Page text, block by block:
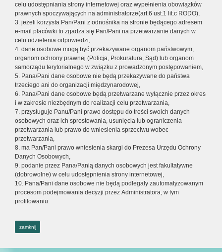
celu udostępniania strony internetowej oraz wypełnienia obowiązków
prawnych spoczywających na administratorze(art.6 ust.1 lit.c RODO),
3. jeżeli korzysta Pan/Pani z odnośnika na stronie będącego adresem
e-mail placówki to zgadza się Pan/Pani na przetwarzanie danych w
celu udzielenia odpowiedzi,
4. dane osobowe mogą być przekazywane organom państwowym,
organom ochrony prawnej (Policja, Prokuratura, Sąd) lub organom
samorządu terytorialnego w związku z prowadzonym postępowaniem,
5. Pana/Pani dane osobowe nie będą przekazywane do państwa
trzeciego ani do organizacji międzynarodowej,
6. Pana/Pani dane osobowe będą przetwarzane wyłącznie przez okres
i w zakresie niezbędnym do realizacji celu przetwarzania,
7. przysługuje Panu/Pani prawo dostępu do treści swoich danych
osobowych oraz ich sprostowania, usunięcia lub ograniczenia
przetwarzania lub prawo do wniesienia sprzeciwu wobec
przetwarzania,
8. ma Pan/Pani prawo wniesienia skargi do Prezesa Urzędu Ochrony
Danych Osobowych,
9. podanie przez Pana/Panią danych osobowych jest fakultatywne
(dobrowolne) w celu udostępnienia strony internetowej,
10. Pana/Pani dane osobowe nie będą podlegały zautomatyzowanym
procesom podejmowania decyzji przez Administratora, w tym
profilowaniu.
zamknij